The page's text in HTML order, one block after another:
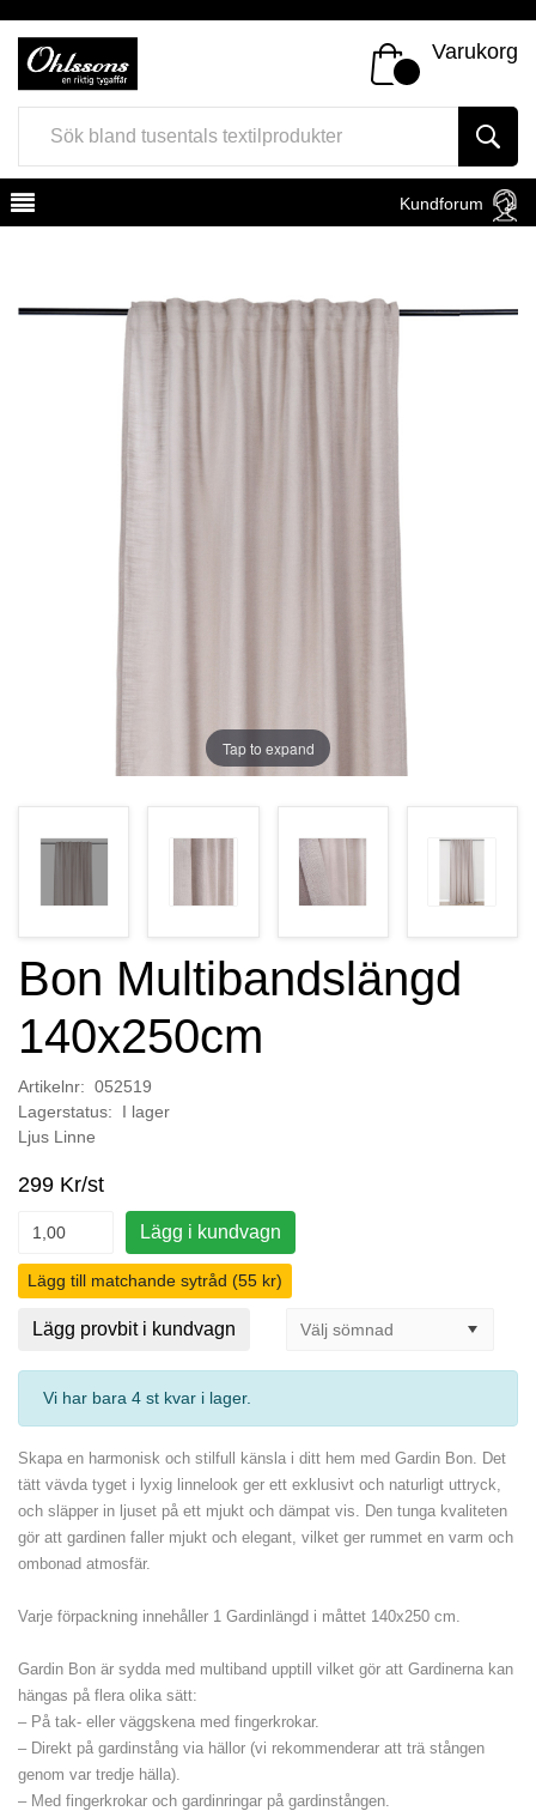
Varukorg
Kundforum
Tap to expand
Bon Multibandslängd
140x250cm
Artikelnr: 052519
Lagerstatus: I lager
Ljus Linne
299 Kr/st
Lägg i kundvagn
Lägg till matchande sytråd (55 kr)
Lägg provbit i kundvagn
Vi har bara 4 st kvar i lager.
Skapa en harmonisk och stilfull känsla i ditt hem med Gardin Bon. Det
tätt vävda tyget i lyxig linnelook ger ett exklusivt och naturligt uttryck,
och släpper in ljuset på ett mjukt och dämpat vis. Den tunga kvaliteten
gör att gardinen faller mjukt och elegant, vilket ger rummet en varm och
ombonad atmosfär.
Varje förpackning innehåller 1 Gardinlängd i måttet 140x250 cm.
Gardin Bon är sydda med multiband upptill vilket gör att Gardinerna kan
hängas på flera olika sätt:
– På tak- eller väggskena med fingerkrokar.
– Direkt på gardinstång via hällor (vi rekommenderar att trä stången
genom var tredje hälla).
– Med fingerkrokar och gardinringar på gardinstången.